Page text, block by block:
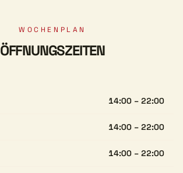
WOCHENPLAN
ÖFFNUNGSZEITEN
14:00 – 22:00
14:00 – 22:00
14:00 – 22:00